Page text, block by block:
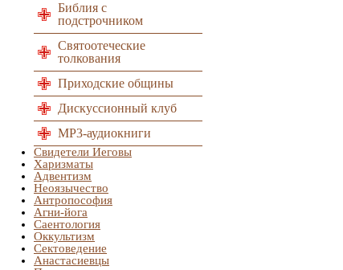
Библия с
подстрочником
Святоотеческие
толкования
Приходские общины
Дискуссионный клуб
MP3-аудиокниги
Свидетели Иеговы
Харизматы
Адвентизм
Неоязычество
Антропософия
Агни-йога
Саентология
Оккультизм
Сектоведение
Анастасиевцы